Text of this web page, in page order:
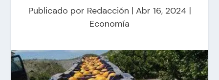
Publicado por Redacción | Abr 16, 2024 |
Economía